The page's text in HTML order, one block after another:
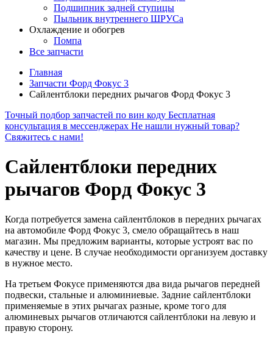
Подшипник задней ступицы
Пыльник внутреннего ШРУСа
Охлаждение и обогрев
Помпа
Все запчасти
Главная
Запчасти Форд Фокус 3
Сайлентблоки передних рычагов Форд Фокус 3
Точный подбор запчастей по вин коду Бесплатная
консультация в мессенджерах Не нашли нужный товар?
Свяжитесь с нами!
Сайлентблоки передних
рычагов Форд Фокус 3
Когда потребуется замена сайлентблоков в передних рычагах
на автомобиле Форд Фокус 3, смело обращайтесь в наш
магазин. Мы предложим варианты, которые устроят вас по
качеству и цене. В случае необходимости организуем доставку
в нужное место.
На третьем Фокусе применяются два вида рычагов передней
подвески, стальные и алюминиевые. Задние сайлентблоки
применяемые в этих рычагах разные, кроме того для
алюминевых рычагов отличаются сайлентблоки на левую и
правую сторону.